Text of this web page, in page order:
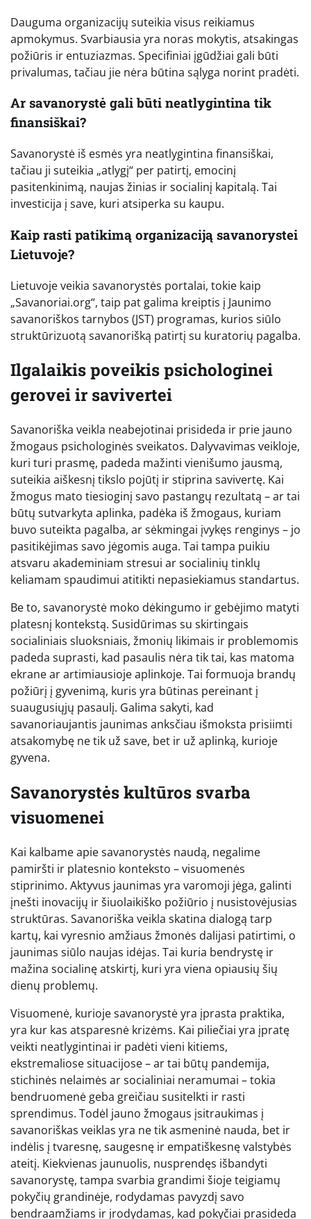
Dauguma organizacijų suteikia visus reikiamus
apmokymus. Svarbiausia yra noras mokytis, atsakingas
požiūris ir entuziazmas. Specifiniai įgūdžiai gali būti
privalumas, tačiau jie nėra būtina sąlyga norint pradėti.
Ar savanorystė gali būti neatlygintina tik
finansiškai?
Savanorystė iš esmės yra neatlygintina finansiškai,
tačiau ji suteikia „atlygį“ per patirtį, emocinį
pasitenkinimą, naujas žinias ir socialinį kapitalą. Tai
investicija į save, kuri atsiperka su kaupu.
Kaip rasti patikimą organizaciją savanorystei
Lietuvoje?
Lietuvoje veikia savanorystės portalai, tokie kaip
„Savanoriai.org“, taip pat galima kreiptis į Jaunimo
savanoriškos tarnybos (JST) programas, kurios siūlo
struktūrizuotą savanorišką patirtį su kuratorių pagalba.
Ilgalaikis poveikis psichologinei
gerovei ir savivertei
Savanoriška veikla neabejotinai prisideda ir prie jauno
žmogaus psichologinės sveikatos. Dalyvavimas veikloje,
kuri turi prasmę, padeda mažinti vienišumo jausmą,
suteikia aiškesnį tikslo pojūtį ir stiprina savivertę. Kai
žmogus mato tiesioginį savo pastangų rezultatą – ar tai
būtų sutvarkyta aplinka, padėka iš žmogaus, kuriam
buvo suteikta pagalba, ar sėkmingai įvykęs renginys – jo
pasitikėjimas savo jėgomis auga. Tai tampa puikiu
atsvaru akademiniam stresui ar socialinių tinklų
keliamam spaudimui atitikti nepasiekiamus standartus.
Be to, savanorystė moko dėkingumo ir gebėjimo matyti
platesnį kontekstą. Susidūrimas su skirtingais
socialiniais sluoksniais, žmonių likimais ir problemomis
padeda suprasti, kad pasaulis nėra tik tai, kas matoma
ekrane ar artimiausioje aplinkoje. Tai formuoja brandų
požiūrį į gyvenimą, kuris yra būtinas pereinant į
suaugusiųjų pasaulį. Galima sakyti, kad
savanoriaujantis jaunimas anksčiau išmoksta prisiimti
atsakomybę ne tik už save, bet ir už aplinką, kurioje
gyvena.
Savanorystės kultūros svarba
visuomenei
Kai kalbame apie savanorystės naudą, negalime
pamiršti ir platesnio konteksto – visuomenės
stiprinimo. Aktyvus jaunimas yra varomoji jėga, galinti
įnešti inovacijų ir šiuolaikiško požiūrio į nusistovėjusias
struktūras. Savanoriška veikla skatina dialogą tarp
kartų, kai vyresnio amžiaus žmonės dalijasi patirtimi, o
jaunimas siūlo naujas idėjas. Tai kuria bendrystę ir
mažina socialinę atskirtį, kuri yra viena opiausių šių
dienų problemų.
Visuomenė, kurioje savanorystė yra įprasta praktika,
yra kur kas atsparesnė krizėms. Kai piliečiai yra įpratę
veikti neatlygintinai ir padėti vieni kitiems,
ekstremaliose situacijose – ar tai būtų pandemija,
stichinės nelaimės ar socialiniai neramumai – tokia
bendruomenė geba greičiau susitelkti ir rasti
sprendimus. Todėl jauno žmogaus įsitraukimas į
savanoriškas veiklas yra ne tik asmeninė nauda, bet ir
indėlis į tvaresnę, saugesnę ir empatiškesnę valstybės
ateitį. Kiekvienas jaunuolis, nusprendęs išbandyti
savanorystę, tampa svarbia grandimi šioje teigiamų
pokyčių grandinėje, rodydamas pavyzdį savo
bendraamžiams ir įrodydamas, kad pokyčiai prasideda